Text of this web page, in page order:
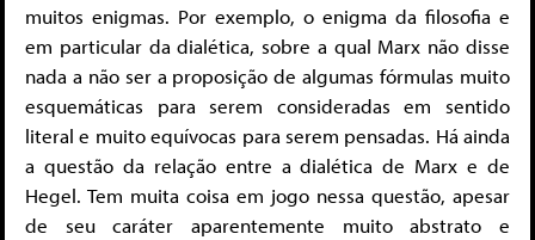
muitos enigmas. Por exemplo, o enigma da filosofia e
em particular da dialética, sobre a qual Marx não disse
nada a não ser a proposição de algumas fórmulas muito
esquemáticas para serem consideradas em sentido
literal e muito equívocas para serem pensadas. Há ainda
a questão da relação entre a dialética de Marx e de
Hegel. Tem muita coisa em jogo nessa questão, apesar
de seu caráter aparentemente muito abstrato e